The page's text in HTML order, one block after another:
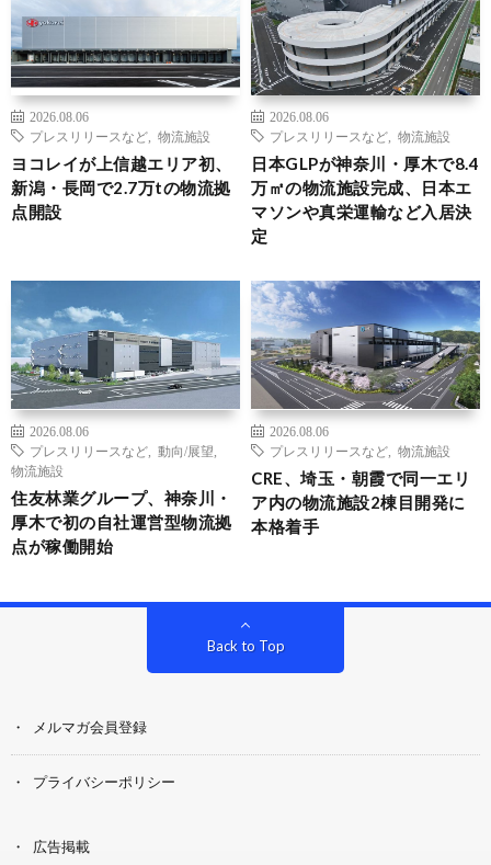
2026.08.06
プレスリリースなど
物流施設
ヨコレイが上信越エリア初、
新潟・長岡で2.7万tの物流拠
点開設
2026.08.06
プレスリリースなど
物流施設
日本GLPが神奈川・厚木で8.4
万㎡の物流施設完成、日本エ
マソンや真栄運輸など入居決
定
2026.08.06
プレスリリースなど
動向/展望
物流施設
住友林業グループ、神奈川・
厚木で初の自社運営型物流拠
点が稼働開始
2026.08.06
プレスリリースなど
物流施設
CRE、埼玉・朝霞で同一エリ
ア内の物流施設2棟目開発に
本格着手
Back to Top
メルマガ会員登録
プライバシーポリシー
広告掲載